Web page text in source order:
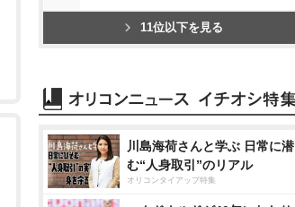
11位以下を見る
川島海荷さんと学ぶ 日常に潜
む“人身取引”のリアル
オリコンタイアップ特集